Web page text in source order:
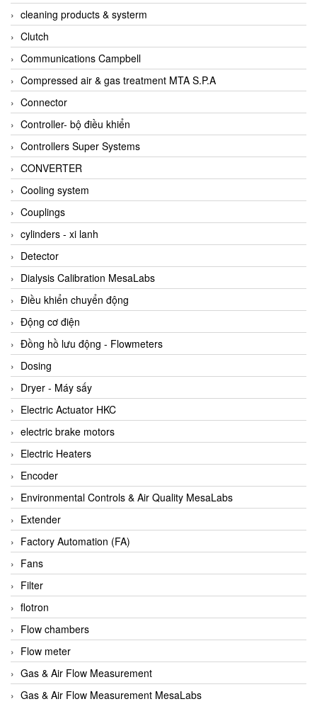
Akerstroms Viet Nam
AKO Armaturen & Separationstechnik
AKO Armaturen & Separationstechnik Vietnam
AKUSENSE
ALA OFFICINE SPA
Albrecht-Automatik Viet Nam
Allen Bradley Vietnam
Alpha Moisture Vietnam
Alpha-Achem Vietnam
Alphino
ALRE-IT Vietnam
Altech
Amarillo Gear
Ametek
AMPTRON Vietnam
AND Vietnam
ANDERSON-NEGELE
ANDILOG Technologies Vietnam
Anritsu
ANTEC S.A
Antico pumps
Anybus/ HMS
AOBEN
Apex Dynamics Vietnam
Apex Dynamics Vietnam
Apiste
APLISENS VietNam
Apollo Fire
Appleton
AQ Matic
Aqualabo Vietnam
Aquametro
cleaning products & systerm
Clutch
Communications Campbell
Compressed air & gas treatment MTA S.P.A
Connector
Controller- bộ điều khiển
Controllers Super Systems
CONVERTER
Cooling system
Couplings
cylinders - xi lanh
Detector
Dialysis Calibration MesaLabs
Điều khiển chuyển động
Động cơ điện
Đồng hồ lưu động - Flowmeters
Dosing
Dryer - Máy sấy
Electric Actuator HKC
electric brake motors
Electric Heaters
Encoder
Environmental Controls & Air Quality MesaLabs
Extender
Factory Automation (FA)
Fans
Filter
flotron
Flow chambers
Flow meter
Gas & Air Flow Measurement
Gas & Air Flow Measurement MesaLabs